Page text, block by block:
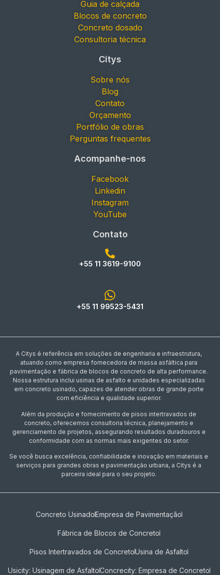
Guia de calçada
Blocos de concreto
Concreto dosado
Consultoria técnica
Citys
Sobre nós
Blog
Contato
Orçamento
Portfólio de obras
Perguntas frequentes
Acompanhe-nos
Facebook
Linkedin
Instagram
YouTube
Contato
+55 11 3619-9100
+55 11 99523-5431
A Citys é referência em soluções de engenharia e infraestrutura,
atuando como empresa fornecedora de massa asfáltica para
pavimentação e fábrica de blocos de concreto de alta performance.
Nossa estrutura inclui usinas de asfalto e unidades especializadas
em concreto usinado, capazes de atender obras de grande porte
com eficiência e qualidade superior.
Além da produção e fornecimento de pisos intertravados de
concreto, oferecemos consultoria técnica, planejamento e
gerenciamento de projetos, assegurando resultados duradouros e
conformidade com as normas mais exigentes do setor.
Se você busca excelência, confiabilidade e inovação em materiais e
serviços para grandes obras e pavimentação urbana, a Citys é a
parceira ideal para o seu projeto.
Concreto UsinadoEmpresa de Pavimentação
Fábrica de Blocos de Concreto
Pisos Intertravados de Concreto​Usina de Asfalto
Usicity: Usinagem de AsfaltoConcrecity: Empresa de Concreto